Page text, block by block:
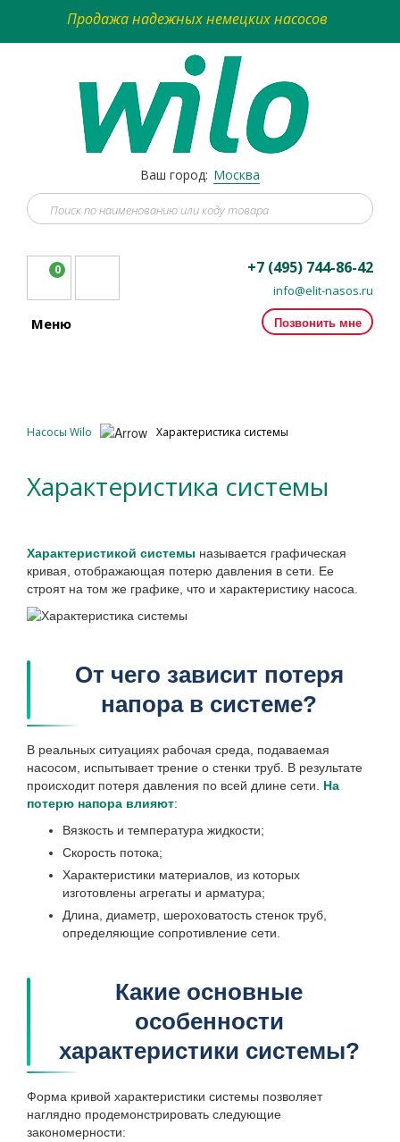
Продажа надежных немецких насосов
Ваш город: Москва
0 +7 (495) 744-86-42
info@elit-nasos.ru
Позвонить мне
Меню
Насосы Wilo Характеристика системы
Характеристика системы
Характеристикой системы называется графическая
кривая, отображающая потерю давления в сети. Ее
строят на том же графике, что и характеристику насоса.
От чего зависит потеря
напора в системе?
В реальных ситуациях рабочая среда, подаваемая
насосом, испытывает трение о стенки труб. В результате
происходит потеря давления по всей длине сети. На
потерю напора влияют:
Вязкость и температура жидкости;
Скорость потока;
Характеристики материалов, из которых
изготовлены агрегаты и арматура;
Длина, диаметр, шероховатость стенок труб,
определяющие сопротивление сети.
Какие основные
особенности
характеристики системы?
Форма кривой характеристики системы позволяет
наглядно продемонстрировать следующие
закономерности: